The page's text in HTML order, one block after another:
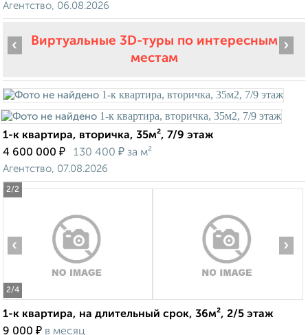
Агентство, 06.08.2026
Виртуальные 3D-туры по интересным
местам
2/2
‹ ›
1-к квартира, вторичка, 35м², 7/9 этаж
4 600 000 ₽ 130 400 ₽ за м²
Агентство, 07.08.2026
2/4
‹ ›
1-к квартира, на длительный срок, 36м², 2/5 этаж
9 000 ₽ в месяц